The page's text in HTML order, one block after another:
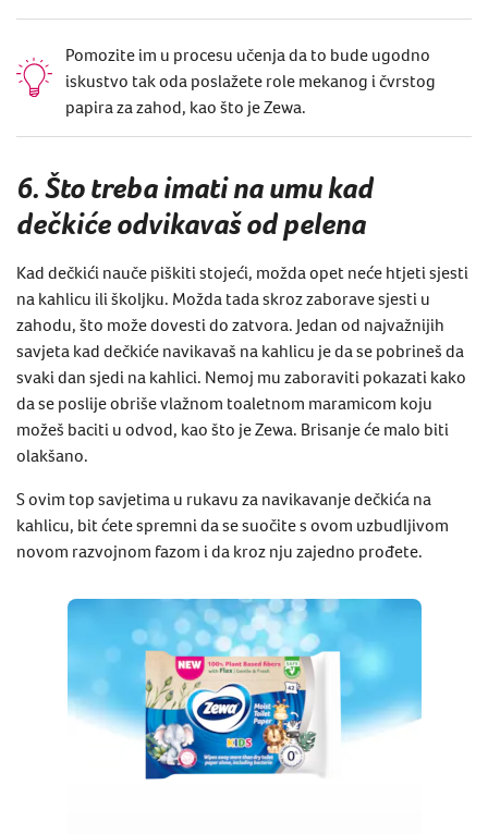
Pomozite im u procesu učenja da to bude ugodno
iskustvo tak oda poslažete role mekanog i čvrstog
papira za zahod, kao što je Zewa.
6. Što treba imati na umu kad
dečkiće odvikavaš od pelena
Kad dečkići nauče piškiti stojeći, možda opet neće htjeti sjesti
na kahlicu ili školjku. Možda tada skroz zaborave sjesti u
zahodu, što može dovesti do zatvora. Jedan od najvažnijih
savjeta kad dečkiće navikavaš na kahlicu je da se pobrineš da
svaki dan sjedi na kahlici. Nemoj mu zaboraviti pokazati kako
da se poslije obriše vlažnom toaletnom maramicom koju
možeš baciti u odvod, kao što je Zewa. Brisanje će malo biti
olakšano.
S ovim top savjetima u rukavu za navikavanje dečkića na
kahlicu, bit ćete spremni da se suočite s ovom uzbudljivom
novom razvojnom fazom i da kroz nju zajedno prođete.